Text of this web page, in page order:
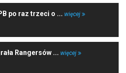
po raz trzeci o ... więcej
Rangersów ... więcej